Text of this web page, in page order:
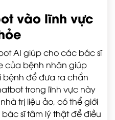
vào lĩnh vực
AI giúp cho các bác sĩ
của bệnh nhân giúp
bệnh để đưa ra chẩn
trong lĩnh vực này
trị liệu ảo, có thể giới
sĩ tâm lý thật để điều